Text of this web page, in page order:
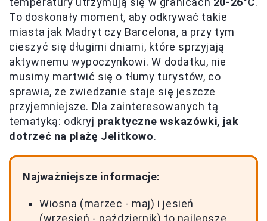
To doskonały moment, aby odkrywać takie
miasta jak Madryt czy Barcelona, a przy tym
cieszyć się długimi dniami, które sprzyjają
aktywnemu wypoczynkowi. W dodatku, nie
musimy martwić się o tłumy turystów, co
sprawia, że zwiedzanie staje się jeszcze
przyjemniejsze. Dla zainteresowanych tą
tematyką: odkryj praktyczne wskazówki, jak
dotrzeć na plażę Jelitkowo.
Najważniejsze informacje:
Wiosna (marzec - maj) i jesień
(wrzesień - październik) to najlepsze